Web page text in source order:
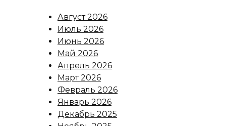
Август 2026
Июль 2026
Июнь 2026
Май 2026
Апрель 2026
Март 2026
Февраль 2026
Январь 2026
Декабрь 2025